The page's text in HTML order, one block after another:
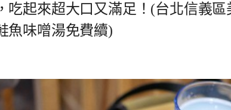
吃起來超大口又滿足！(台北信義
魚味噌湯免費續)